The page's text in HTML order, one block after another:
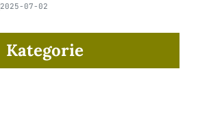
2025-07-02
Kategorie